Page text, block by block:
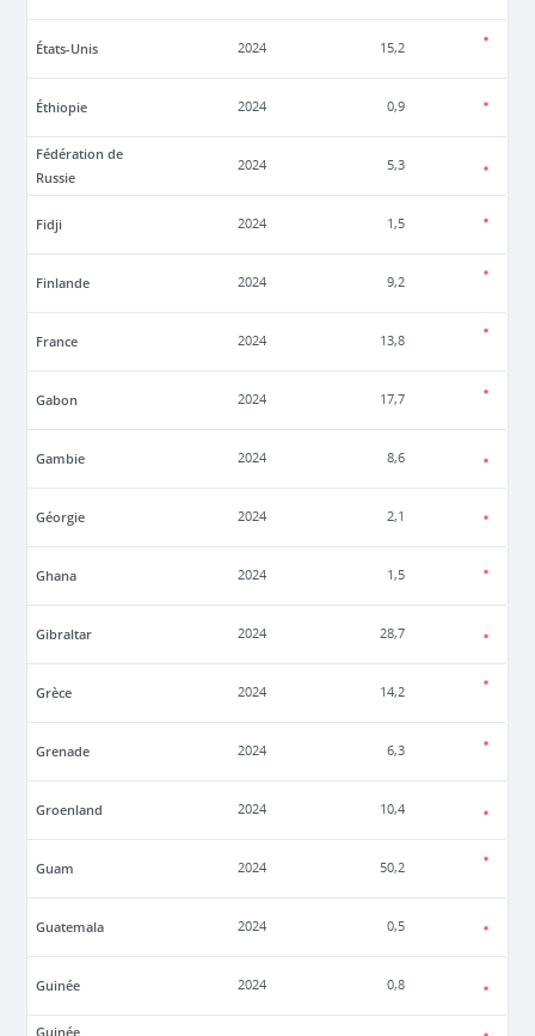
États-Unis 2024 15,2
Éthiopie 2024 0,9
Fédération de
Russie
2024 5,3
Fidji 2024 1,5
Finlande 2024 9,2
France 2024 13,8
Gabon 2024 17,7
Gambie 2024 8,6
Géorgie 2024 2,1
Ghana 2024 1,5
Gibraltar 2024 28,7
Grèce 2024 14,2
Grenade 2024 6,3
Groenland 2024 10,4
Guam 2024 50,2
Guatemala 2024 0,5
Guinée 2024 0,8
Guinée